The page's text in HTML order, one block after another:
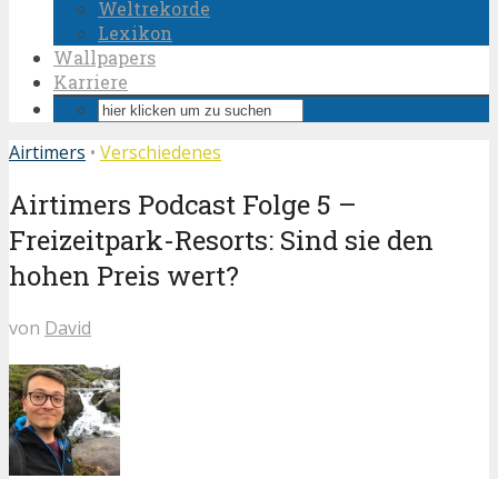
Weltrekorde
Lexikon
Wallpapers
Karriere
Airtimers • Verschiedenes
Airtimers Podcast Folge 5 –
Freizeitpark-Resorts: Sind sie den
hohen Preis wert?
von David